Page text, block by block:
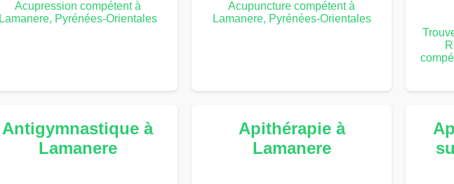
Acupression compétent à
Lamanere, Pyrénées-Orientales
Acupuncture compétent à
Lamanere, Pyrénées-Orientales
Antigymnastique à
Lamanere
Apithérapie à
Lamanere